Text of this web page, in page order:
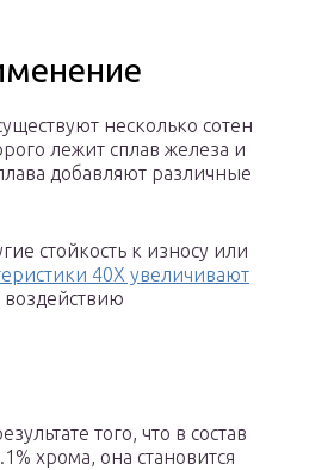
несколько сотен
лежит сплав железа и
добавляют различные
стойкость к износу или
40Х увеличивают
воздействию
того, что в состав
хрома, она становится